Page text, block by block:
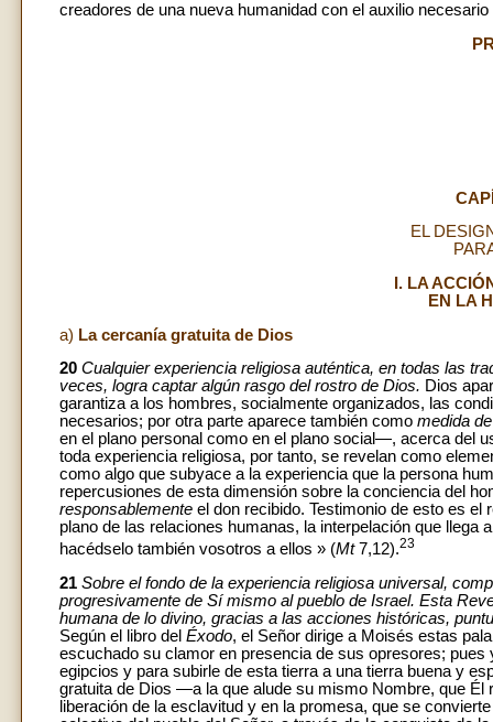
creadores de una nueva humanidad con el auxilio
EL
I. LA
EN LA
a) La cercanía gratuita de Dios
20 Cualquier experiencia religiosa auténtica, en todas las
veces, logra captar algún rasgo del rostro de Dios. Dios
garantiza a los hombres, socialmente organizados, las
necesarios; por otra parte aparece también como medida
en el plano personal como en el plano social—, acerca del
toda experiencia religiosa, por tanto, se revelan como
como algo que subyace a la experiencia que la persona
repercusiones de esta dimensión sobre la conciencia del
responsablemente el don recibido. Testimonio de esto es el
plano de las relaciones humanas, la interpelación que llega
hacédselo también vosotros a ellos » (Mt7,12).23
21 Sobre el fondo de la experiencia religiosa universal,
progresivamente de Sí mismo al pueblo de Israel. Esta
humana de lo divino, gracias a las acciones históricas,
Según el libro del Éxodo, el Señor dirige a Moisés estas
escuchado su clamor en presencia de sus opresores;
egipcios y para subirle de esta tierra a una tierra buena y
gratuita de Dios —a la que alude su mismo Nombre, que Él
liberación de la esclavitud y en la promesa, que se